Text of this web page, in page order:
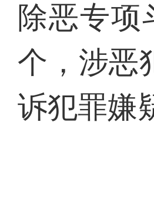
除恶专
个，涉恶
诉犯罪嫌